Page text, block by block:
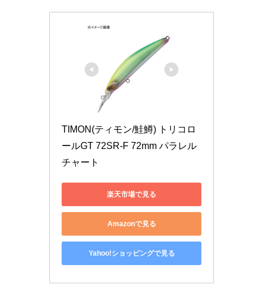
TIMON(ティモン/鮭鱒) トリコロ
ールGT 72SR-F 72mm パラレル
チャート
楽天市場で見る
Amazonで見る
Yahoo!ショッピングで見る